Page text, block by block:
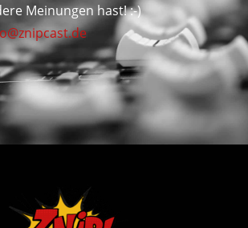
Meinungen hast! :-)